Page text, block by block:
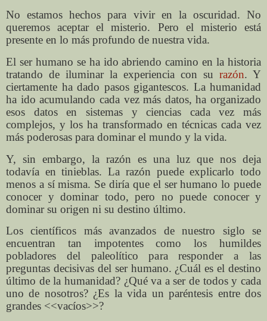
No estamos hechos para vivir en la oscuridad. No
queremos aceptar el misterio. Pero el misterio está
presente en lo más profundo de nuestra vida.
El ser humano se ha ido abriendo camino en la historia
tratando de iluminar la experiencia con su razón. Y
ciertamente ha dado pasos gigantescos. La humanidad
ha ido acumulando cada vez más datos, ha organizado
esos datos en sistemas y ciencias cada vez más
complejos, y los ha transformado en técnicas cada vez
más poderosas para dominar el mundo y la vida.
Y, sin embargo, la razón es una luz que nos deja
todavía en tinieblas. La razón puede explicarlo todo
menos a sí misma. Se diría que el ser humano lo puede
conocer y dominar todo, pero no puede conocer y
dominar su origen ni su destino último.
Los científicos más avanzados de nuestro siglo se
encuentran tan impotentes como los humildes
pobladores del paleolítico para responder a las
preguntas decisivas del ser humano. ¿Cuál es el destino
último de la humanidad? ¿Qué va a ser de todos y cada
uno de nosotros? ¿Es la vida un paréntesis entre dos
grandes <<vacíos>>?